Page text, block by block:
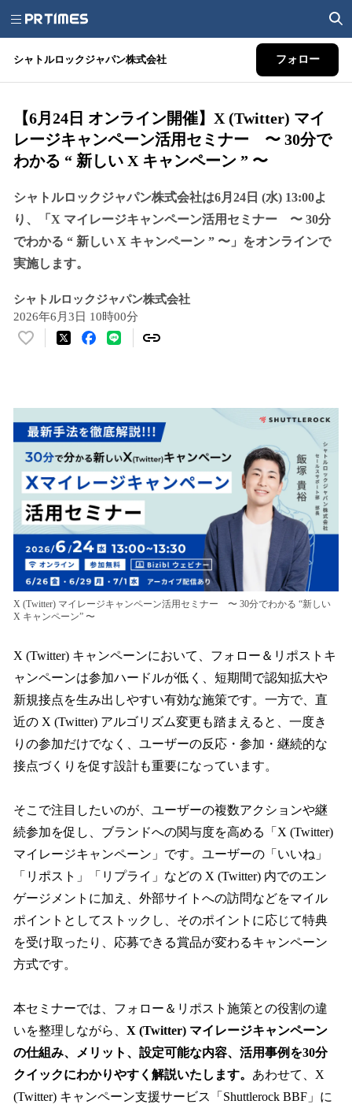
シャトルロックジャパン株式会社 フォロー
【6月24日 オンライン開催】X (Twitter) マイ
レージキャンペーン活用セミナー 〜 30分で
わかる “ 新しい X キャンペーン ” 〜
シャトルロックジャパン株式会社は6月24日 (水) 13:00よ
り、「X マイレージキャンペーン活用セミナー 〜 30分
でわかる “ 新しい X キャンペーン ” 〜」をオンラインで
実施します。
シャトルロックジャパン株式会社
2026年6月3日 10時00分
い
数
を
読
み
込
み
中
で
す
X (Twitter) マイレージキャンペーン活用セミナー 〜 30分でわかる “新しい
X キャンペーン” 〜
X (Twitter) キャンペーンにおいて、フォロー＆リポストキ
ャンペーンは参加ハードルが低く、短期間で認知拡大や
新規接点を生み出しやすい有効な施策です。一方で、直
近の X (Twitter) アルゴリズム変更も踏まえると、一度き
りの参加だけでなく、ユーザーの反応・参加・継続的な
接点づくりを促す設計も重要になっています。
そこで注目したいのが、ユーザーの複数アクションや継
続参加を促し、ブランドへの関与度を高める「X (Twitter)
マイレージキャンペーン」です。ユーザーの「いいね」
「リポスト」「リプライ」などの X (Twitter) 内でのエン
ゲージメントに加え、外部サイトへの訪問などをマイル
ポイントとしてストックし、そのポイントに応じて特典
を受け取ったり、応募できる賞品が変わるキャンペーン
方式です。
本セミナーでは、フォロー＆リポスト施策との役割の違
いを整理しながら、 X (Twitter) マイレージキャンペーン
の仕組み、メリット、設定可能な内容、活用事例を30分
クイックにわかりやすく解説いたします。 あわせて、X
(Twitter) キャンペーン支援サービス「Shuttlerock BBF」に